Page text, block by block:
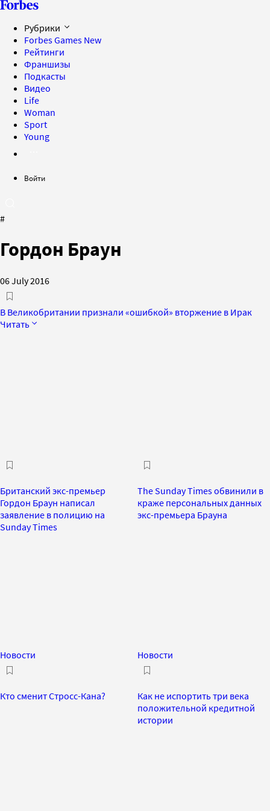
Рубрики
Forbes Games New
Рейтинги
Франшизы
Подкасты
Видео
Life
Woman
Sport
Young
Войти
#
Гордон Браун
06 July 2016
В Великобритании признали «ошибкой» вторжение в Ирак
Читать
Британский экс-премьер
Гордон Браун написал
заявление в полицию на
Sunday Times
The Sunday Times обвинили в
краже персональных данных
экс-премьера Брауна
Новости
Кто сменит Стросс-Кана?
Новости
Как не испортить три века
положительной кредитной
истории